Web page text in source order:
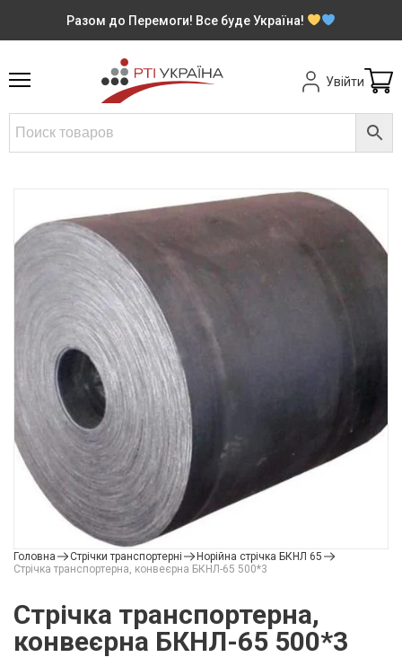
Разом до Перемоги! Все буде Україна!
Увійти
Головна Стрічки транспортерні
Норійна стрічка БКНЛ 65
Стрічка транспортерна, конвеєрна БКНЛ-65 500*3
Стрічка транспортерна,
конвеєрна БКНЛ-65 500*3